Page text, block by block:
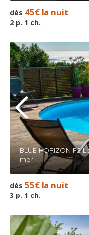
dès 45€ la nuit
2 p. 1 ch.
BLUE HORIZON F2
mer
dès 55€ la nuit
3 p. 1 ch.